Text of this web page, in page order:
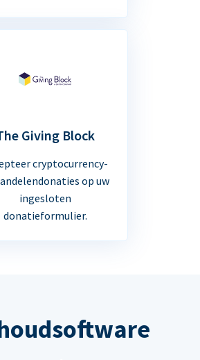
Giving Block
cryptocurrency-
op uw
ingesloten
donatieformulier.